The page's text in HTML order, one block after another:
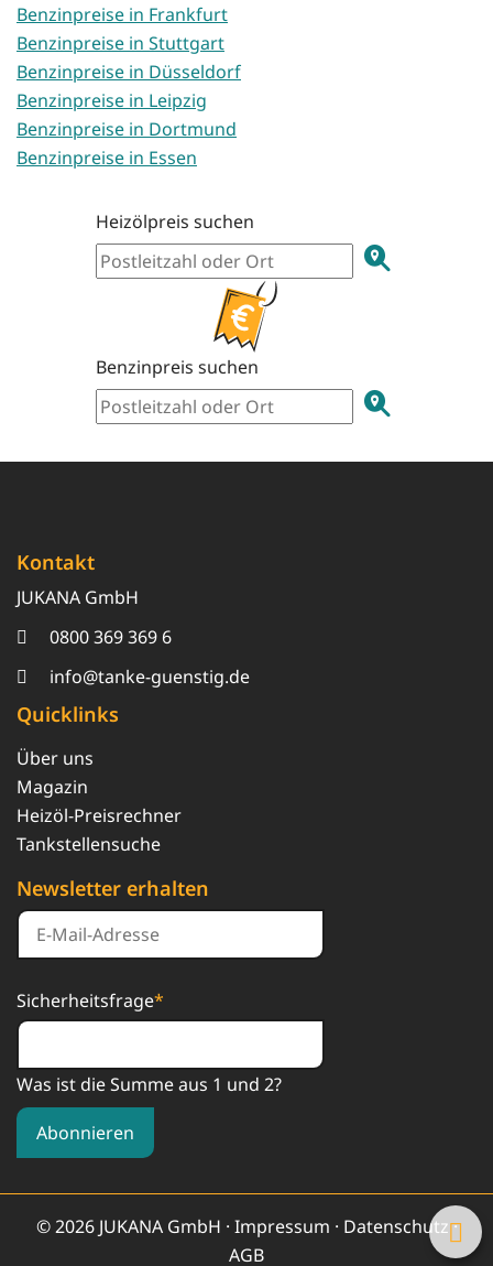
Benzinpreise in Frankfurt
Benzinpreise in Stuttgart
Benzinpreise in Düsseldorf
Benzinpreise in Leipzig
Benzinpreise in Dortmund
Benzinpreise in Essen
Heizölpreis suchen
Benzinpreis suchen
Kontakt
JUKANA GmbH
0800 369 369 6
info@tanke-guenstig.de
Quicklinks
Über uns
Magazin
Heizöl-Preisrechner
Tankstellensuche
Newsletter erhalten
Sicherheitsfrage*
Was ist die Summe aus 1 und 2?
Abonnieren
© 2026 JUKANA GmbH · Impressum · Datenschutz·
AGB